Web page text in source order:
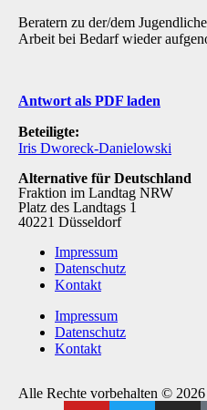
Beratern zu der/dem
Arbeit bei Bedarf wieder
Antwort als PDF laden
Beteiligte:
Iris Dworeck-Danielowski
Alternative für Deutschland
Fraktion im Landtag NRW
Platz des Landtags 1
40221 Düsseldorf
Impressum
Datenschutz
Kontakt
Impressum
Datenschutz
Kontakt
Alle Rechte vorbehalten ©